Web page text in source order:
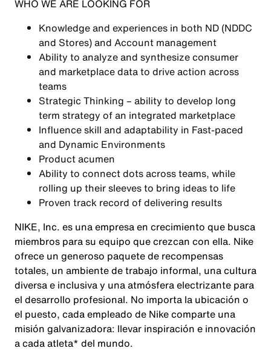
WHO WE ARE LOOKING FOR
Knowledge and experiences in both ND (NDDC
and Stores) and Account management
Ability to analyze and synthesize consumer
and marketplace data to drive action across
teams
Strategic Thinking – ability to develop long
term strategy of an integrated marketplace
Influence skill and adaptability in Fast-paced
and Dynamic Environments
Product acumen
Ability to connect dots across teams, while
rolling up their sleeves to bring ideas to life
Proven track record of delivering results
NIKE, Inc. es una empresa en crecimiento que busca
miembros para su equipo que crezcan con ella. Nike
ofrece un generoso paquete de recompensas
totales, un ambiente de trabajo informal, una cultura
diversa e inclusiva y una atmósfera electrizante para
el desarrollo profesional. No importa la ubicación o
el puesto, cada empleado de Nike comparte una
misión galvanizadora: llevar inspiración e innovación
a cada atleta* del mundo.